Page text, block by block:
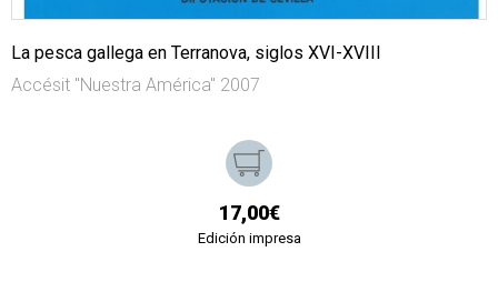
La pesca gallega en Terranova, siglos XVI-XVIII
Accésit "Nuestra América" 2007
17,00€
Edición impresa